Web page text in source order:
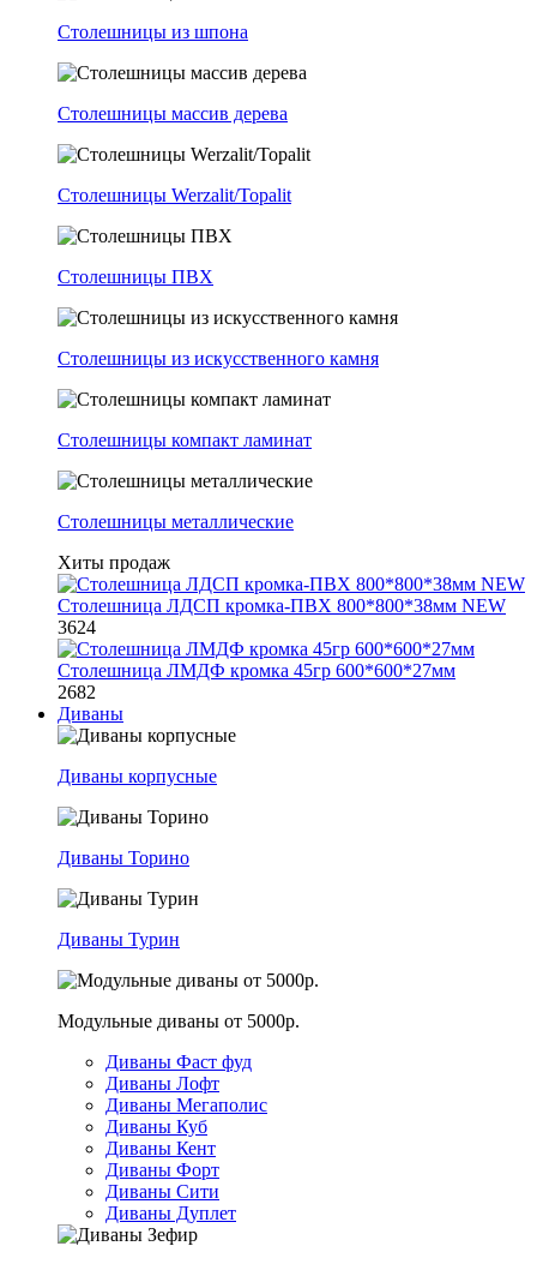
Столешницы из шпона
Столешницы массив дерева
Столешницы Werzalit/Topalit
Столешницы ПВХ
Столешницы из искусственного камня
Столешницы компакт ламинат
Столешницы металлические
Хиты продаж
Столешница ЛДСП кромка-ПВХ 800*800*38мм NEW
3624
Столешница ЛМДФ кромка 45гр 600*600*27мм
2682
Диваны
Диваны корпусные
Диваны Торино
Диваны Турин
Модульные диваны от 5000р.
Диваны Фаст фуд
Диваны Лофт
Диваны Мегаполис
Диваны Куб
Диваны Кент
Диваны Форт
Диваны Сити
Диваны Дуплет